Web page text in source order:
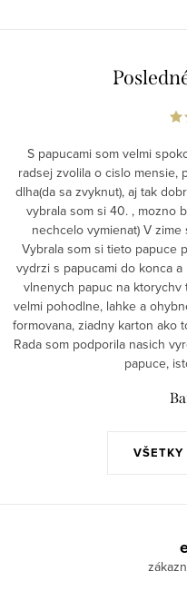
S papucami som velmi
radsej zvolila o cislo mensie,
dlha(da sa zvyknut), aj tak
vybrala som si 40. , mozno
nechcelo vymienat) V
Vybrala som si tieto papuce
vydrzi s papucami do konca
vlnenych papuc na ktorychv
velmi pohodlne, lahke a
formovana, ziadny karton ako
Rada som podporila nasich
papuce,